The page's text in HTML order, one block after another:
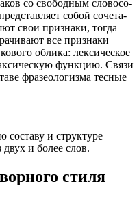
со сво­бод­ным сло­во­со­
собой соче­та­
свои при­зна­ки, тогда
все при­зна­ки
обли­ка: лек­си­че­ское
функ­цию. Связи
фра­зео­ло­гиз­ма тес­ные
соста­ву и струк­ту­ре
и более слов.
стиля